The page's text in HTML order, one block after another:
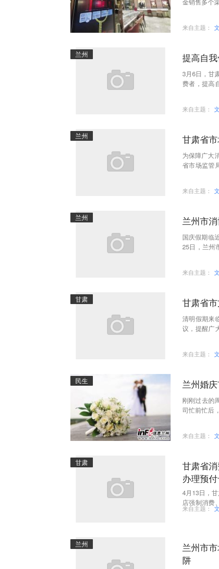
来自主题：
兰州 提高自
3月6日，甘
费者，提高
来自主题：
兰州 甘肃省
为保障广大
省市场监管
来自主题：
兰州 兰州市
国庆假期临
25日，兰州
来自主题：
甘肃 甘肃省
清明假期来
议，提醒广
来自主题：
民生 兰州婚
刚刚过去的
司忙前忙后
来自主题：
甘肃
甘肃省
办理预
4月13日，
店强制消费
购物。
来自主题：
兰州
兰州市
阱